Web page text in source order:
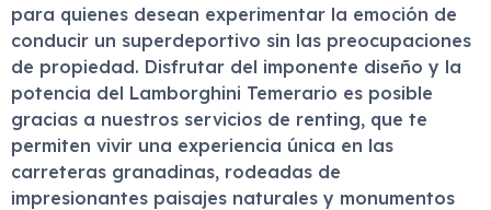
para quienes desean experimentar la emoción de
conducir un superdeportivo sin las preocupaciones
de propiedad. Disfrutar del imponente diseño y la
potencia del Lamborghini Temerario es posible
gracias a nuestros servicios de renting, que te
permiten vivir una experiencia única en las
carreteras granadinas, rodeadas de
impresionantes paisajes naturales y monumentos